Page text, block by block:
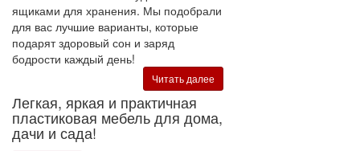
ящиками для хранения. Мы подобрали
для вас лучшие варианты, которые
подарят здоровый сон и заряд
бодрости каждый день!
Читать далее
Легкая, яркая и практичная
пластиковая мебель для дома,
дачи и сада!